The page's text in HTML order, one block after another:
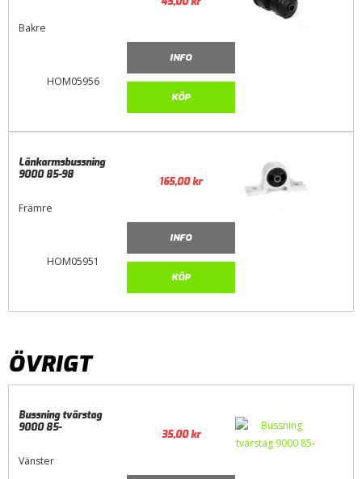
HOM05956
Bakre
INFO
KÖP
HOM05951
Länkarmsbussning
9000 85-98
Främre
165,00kr
INFO
KÖP
ÖVRIGT
Bussning tvärstag
9000 85-
Vänster
35,00kr